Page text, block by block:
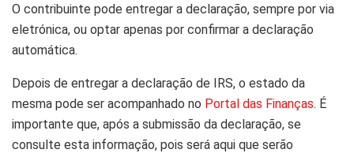
O contribuinte pode entregar a declaração, sempre por via
eletrónica, ou optar apenas por confirmar a declaração
automática.
Depois de entregar a declaração de IRS, o estado da
mesma pode ser acompanhado no Portal das Finanças. É
importante que, após a submissão da declaração, se
consulte esta informação, pois será aqui que serão